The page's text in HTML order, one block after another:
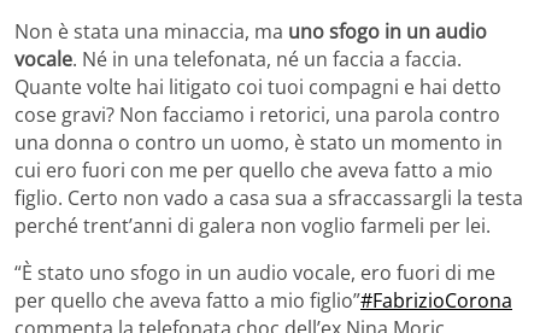
Non è stata una minaccia, ma uno sfogo in un audio
vocale. Né in una telefonata, né un faccia a faccia.
Quante volte hai litigato coi tuoi compagni e hai detto
cose gravi? Non facciamo i retorici, una parola contro
una donna o contro un uomo, è stato un momento in
cui ero fuori con me per quello che aveva fatto a mio
figlio. Certo non vado a casa sua a sfraccassargli la testa
perché trent’anni di galera non voglio farmeli per lei.
“È stato uno sfogo in un audio vocale, ero fuori di me
per quello che aveva fatto a mio figlio”#FabrizioCorona